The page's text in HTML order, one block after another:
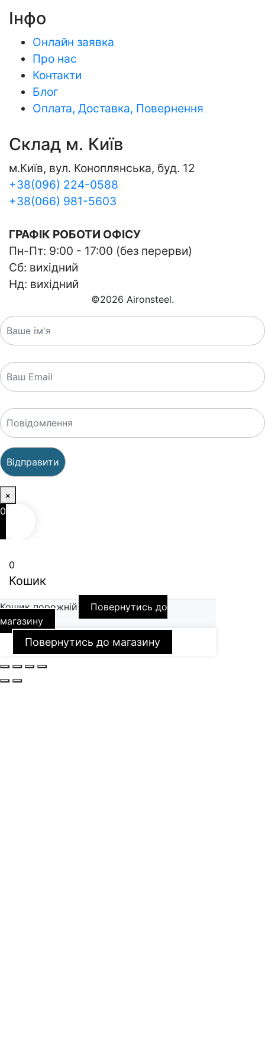
Інфо
Онлайн заявка
Про нас
Контакти
Блог
Оплата, Доставка, Повернення
Склад м. Київ
м.Київ, вул. Коноплянська, буд. 12
+38(096) 224-0588
+38(066) 981-5603
ГРАФІК РОБОТИ ОФІСУ
Пн-Пт: 9:00 - 17:00 (без перерви)
Сб: вихідний
Нд: вихідний
©2026 Aironsteel.
×
0
0
Кошик
Кошик порожній
Повернутись до
магазину
Повернутись до магазину